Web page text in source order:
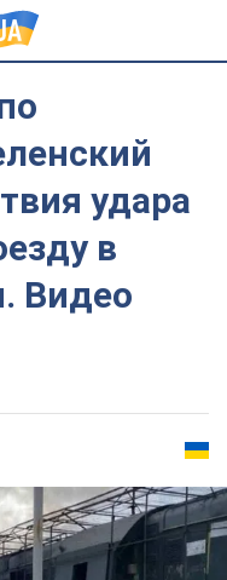
удара
в
Видео